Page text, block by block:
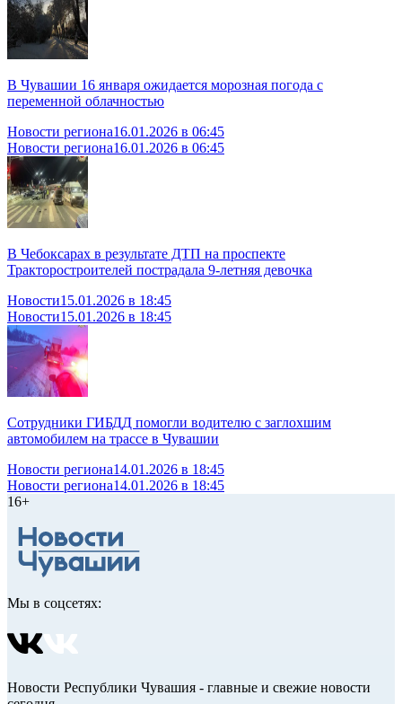
В Чувашии 16 января ожидается морозная погода с
переменной облачностью
Новости региона16.01.2026 в 06:45
Новости региона16.01.2026 в 06:45
В Чебоксарах в результате ДТП на проспекте
Тракторостроителей пострадала 9-летняя девочка
Новости15.01.2026 в 18:45
Новости15.01.2026 в 18:45
Сотрудники ГИБДД помогли водителю с заглохшим
автомобилем на трассе в Чувашии
Новости региона14.01.2026 в 18:45
Новости региона14.01.2026 в 18:45
16+
Мы в соцсетях:
Новости Республики Чувашия - главные и свежие новости